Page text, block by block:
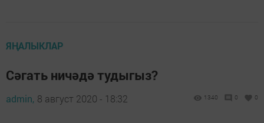
ЯҢАЛЫКЛАР
Сәгать ничәдә тудыгыз?
admin, 8 август 2020 - 18:32 1340 0 0